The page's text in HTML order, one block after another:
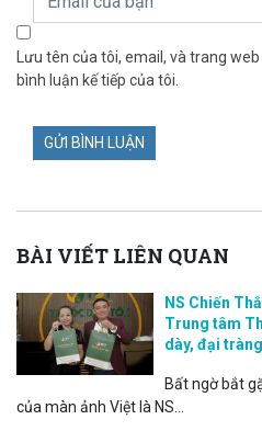
Lưu tên của tôi, email, và trang
bình luận kế tiếp của tôi.
BÀI VIẾT LIÊN QUAN
NS Chiến
Trung tâm
dày, đại tràng
Bất ngờ bắt
của màn ảnh Việt là NS...